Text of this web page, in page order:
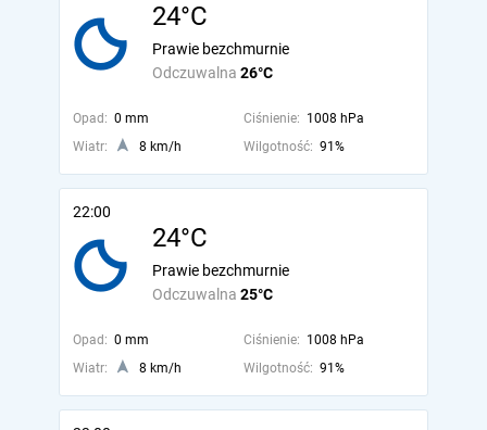
24°C
Odczuwalna 26°C
Prawie bezchmurnie
Opad: 0 mm Ciśnienie: 1008 hPa
Wiatr:
8 km/h Wilgotność: 91%
22:00
24°C
Odczuwalna 25°C
Prawie bezchmurnie
Opad: 0 mm Ciśnienie: 1008 hPa
Wiatr:
8 km/h Wilgotność: 91%